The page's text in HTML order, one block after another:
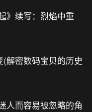
》续写：烈焰中重
解密数码宝贝的历史
人而容易被忽略的角